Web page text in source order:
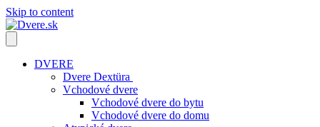
Skip to content
DVERE
Dvere Dextüra
Vchodové dvere
Vchodové dvere do bytu
Vchodové dvere do domu